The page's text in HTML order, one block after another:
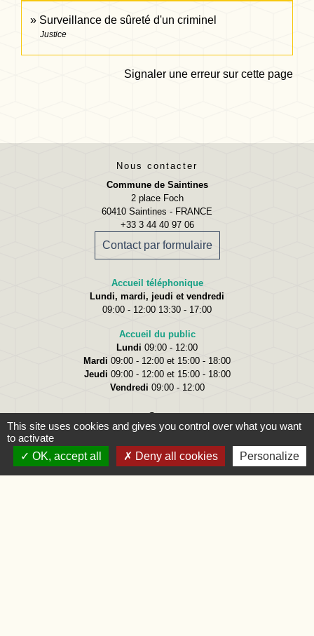
Surveillance de sûreté d'un criminel
Justice
Signaler une erreur sur cette page
Nous contacter
Commune de Saintines
2 place Foch
60410 Saintines - FRANCE
+33 3 44 40 97 06
Contact par formulaire
Accueil téléphonique
Lundi, mardi, jeudi et vendredi
09:00 - 12:00 13:30 - 17:00
Accueil du public
Lundi 09:00 - 12:00
Mardi 09:00 - 12:00 et 15:00 - 18:00
Jeudi 09:00 - 12:00 et 15:00 - 18:00
Vendredi 09:00 - 12:00
This site uses cookies and gives you control over what you want
to activate
OK, accept all
Deny all cookies Personalize